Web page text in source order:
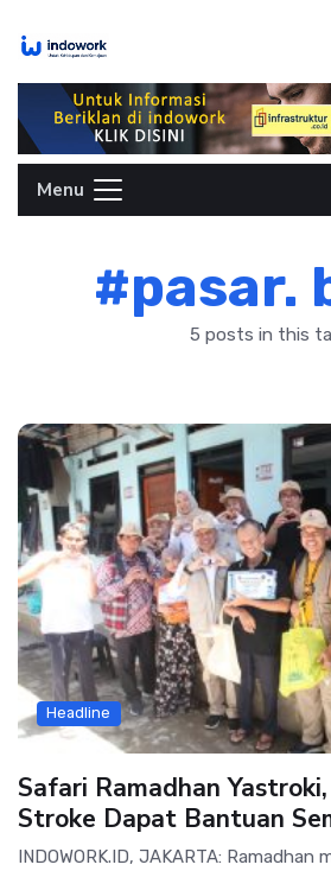
Menu
#pasar.
5 posts in this
Headline
Safari Ramadhan
Stroke Dapat Bantuan
INDOWORK.ID, JAKARTA: Ramadhan